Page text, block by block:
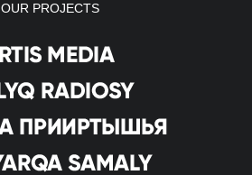
OUR PROJECTS